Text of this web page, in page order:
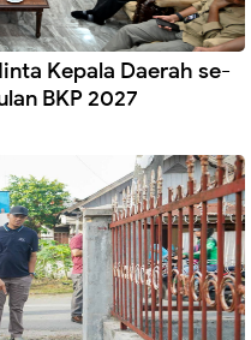
Kepala Daerah se-
BKP 2027